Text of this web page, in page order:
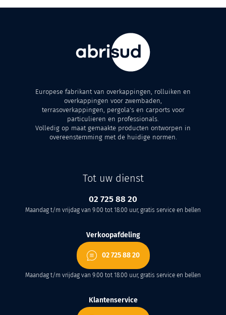
Europese fabrikant van overkappingen, rolluiken en
overkappingen voor zwembaden,
terrasoverkappingen, pergola's en carports voor
particulieren en professionals.
Volledig op maat gemaakte producten ontworpen in
overeenstemming met de huidige normen.
Tot uw dienst
02 725 88 20
Maandag t/m vrijdag van 9.00 tot 18.00 uur, gratis service en bellen
Verkoopafdeling
02 725 88 20
Maandag t/m vrijdag van 9.00 tot 18.00 uur, gratis service en bellen
Klantenservice